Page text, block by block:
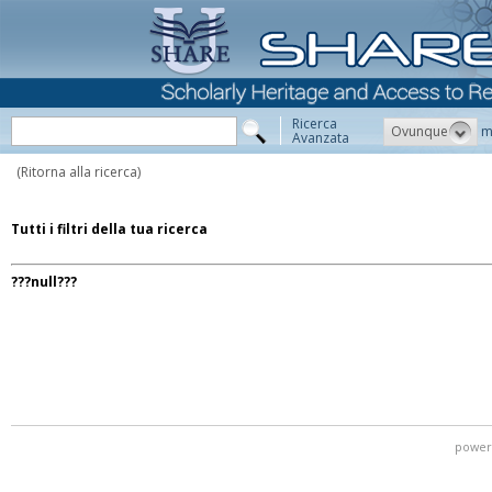
Ricerca
Avanzata Ovunque
(Ritorna alla ricerca)
Tutti i filtri della tua ricerca
???null???